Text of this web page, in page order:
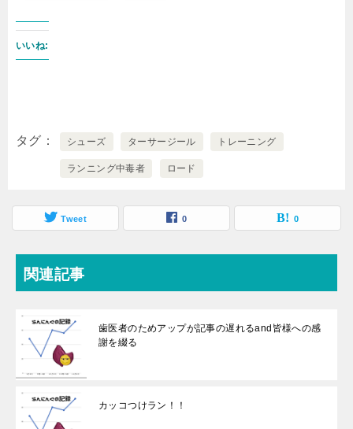
いいね:
タグ シューズ ターサージール トレーニング
ランニング中毒者 ロード
Tweet 0 0
関連記事
歯医者のためアップが記事の遅れるand皆様への感
謝を綴る
カッコつけラン！！